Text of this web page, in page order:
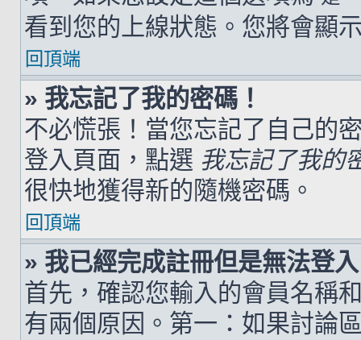
看到您的上線狀態。您將會顯
回頂端
» 我忘記了我的密碼！
不必慌張！當您忘記了自己的
登入頁面，點選 我忘記了我的
很快地獲得新的隨機密碼。
回頂端
» 我已經完成註冊但是無法登
首先，確認您輸入的會員名稱
有兩個原因。第一：如果討論